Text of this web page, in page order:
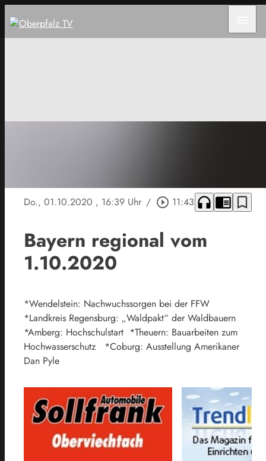
Do., 01.10.2020 , 16:39 Uhr / play_circle_outline 11:43 headphones chrome_reader_mode bookmark_border
Bayern regional vom
1.10.2020
*Wendelstein: Nachwuchssorgen bei der FFW
*Landkreis Regensburg: „Waldpakt“ der Waldbauern
*Amberg: Hochschulstart *Theuern: Bauarbeiten zum
Hochwasserschutz *Coburg: Ausstellung Amerikaner
Dan Pyle